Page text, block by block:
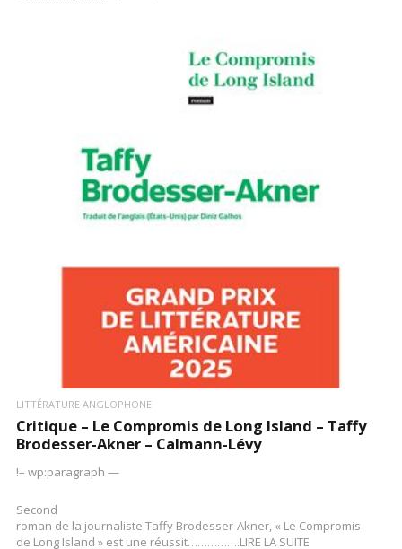
LIRE LA SUITE
LITTÉRATURE ANGLOPHONE
Critique – Le Compromis de Long Island – Taffy
Brodesser-Akner – Calmann-Lévy
!– wp:paragraph —
Second
roman de la journaliste Taffy Brodesser-Akner, « Le Compromis
de Long Island » est une réussit…………….LIRE LA SUITE